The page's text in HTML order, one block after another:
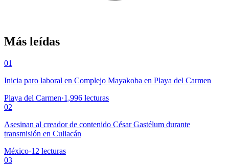
Más leídas
01
Inicia paro laboral en Complejo Mayakoba en Playa del Carmen
Playa del Carmen·1,996 lecturas
02
Asesinan al creador de contenido César Gastélum durante
transmisión en Culiacán
México·12 lecturas
03